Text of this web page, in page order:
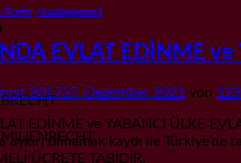
Tenfiz Uncategorized
EVLAT EDİNME
201727. Dezember 2021 von
EDİNME ve YABANCI ÜLKE
olmamak kaydı ile
ÜCRETE TABİDİR.